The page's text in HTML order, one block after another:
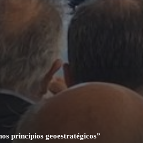
principios geoestratégicos”